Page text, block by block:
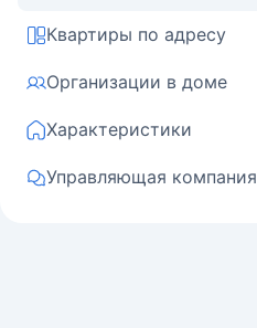
Квартиры по адресу
Организации в доме
Характеристики
Управляющая компания